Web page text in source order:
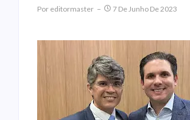
Por Editormaster 7 De Junho De 2023